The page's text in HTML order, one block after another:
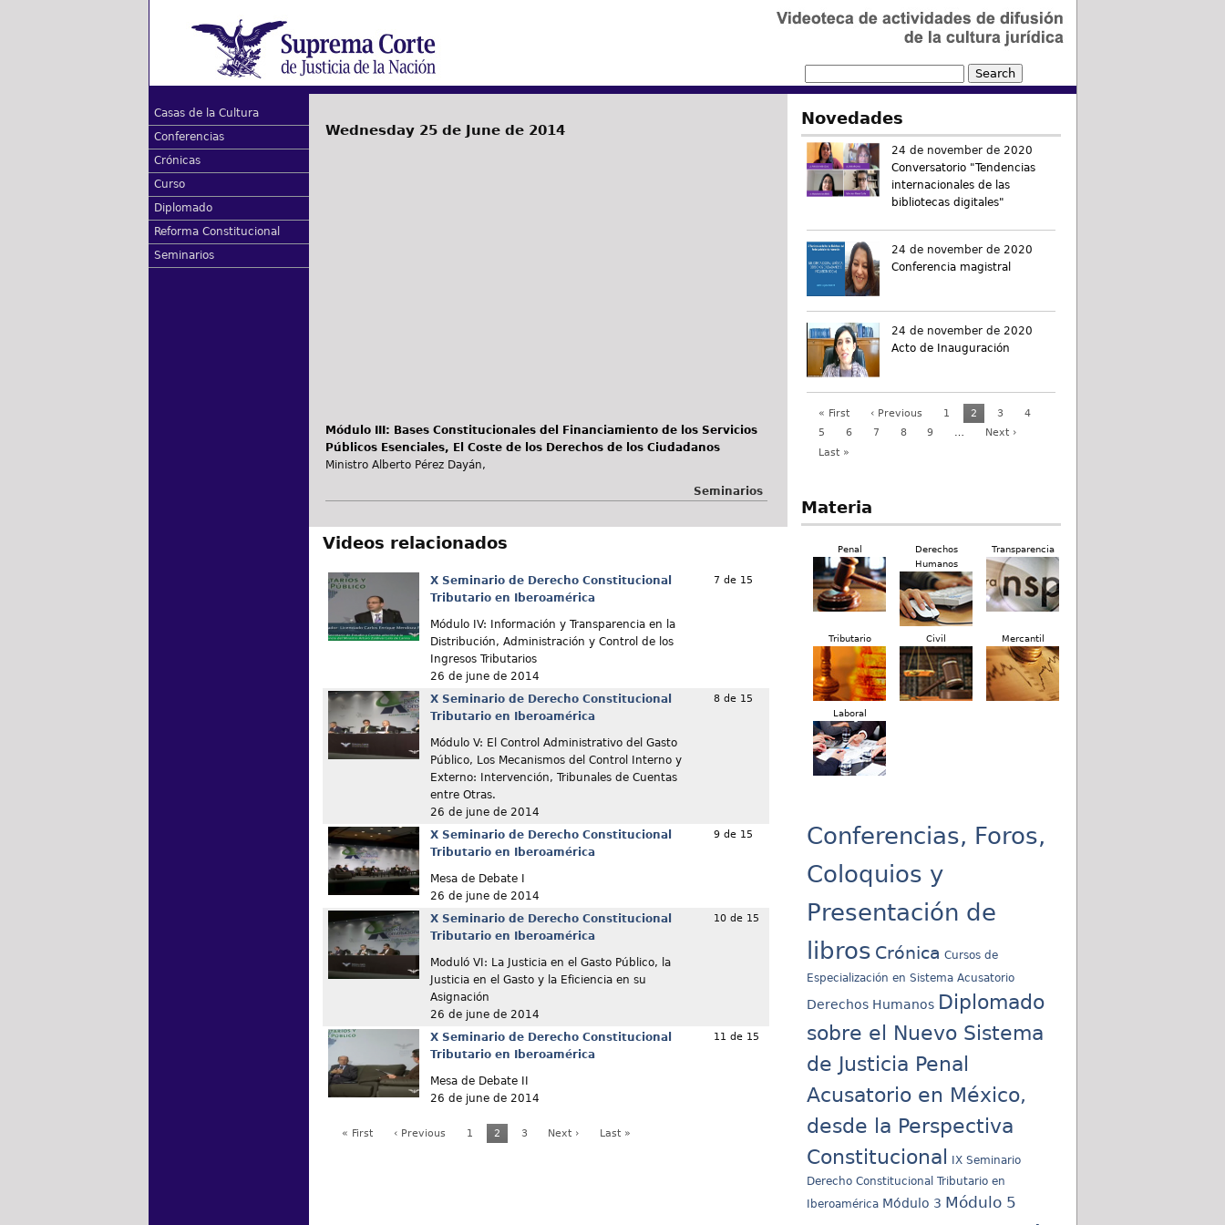
Casas de la Cultura
Conferencias
Crónicas
Curso
Diplomado
Reforma Constitucional
Seminarios
Wednesday 25 de June de 2014
Módulo III: Bases Constitucionales del Financiamiento de los Servicios
Públicos Esenciales, El Coste de los Derechos de los Ciudadanos
Ministro Alberto Pérez Dayán,
Seminarios
Videos relacionados
X Seminario de Derecho Constitucional
Tributario en Iberoamérica
Módulo IV: Información y Transparencia en la
Distribución, Administración y Control de los
Ingresos Tributarios
26 de june de 2014
7 de 15
X Seminario de Derecho Constitucional
Tributario en Iberoamérica
Módulo V: El Control Administrativo del Gasto
Público, Los Mecanismos del Control Interno y
Externo: Intervención, Tribunales de Cuentas
entre Otras.
26 de june de 2014
8 de 15
X Seminario de Derecho Constitucional
Tributario en Iberoamérica
Mesa de Debate I
26 de june de 2014
9 de 15
X Seminario de Derecho Constitucional
Tributario en Iberoamérica
Moduló VI: La Justicia en el Gasto Público, la
Justicia en el Gasto y la Eficiencia en su
Asignación
26 de june de 2014
10 de 15
X Seminario de Derecho Constitucional
Tributario en Iberoamérica
Mesa de Debate II
26 de june de 2014
11 de 15
« First ‹ Previous 1 2 3 Next › Last »
Novedades
24 de november de 2020
Conversatorio "Tendencias
internacionales de las
bibliotecas digitales"
24 de november de 2020
Conferencia magistral
24 de november de 2020
Acto de Inauguración
« First ‹ Previous 1 2 3
4
5
6 7 8 9 …
Next ›
Last »
Materia
Penal
Derechos
Humanos
Transparencia
Tributario Civil Mercantil
Laboral
Conferencias, Foros,
Coloquios y
Presentación de
libros Crónica Cursos de
Especialización en Sistema Acusatorio
Derechos Humanos Diplomado
sobre el Nuevo Sistema
de Justicia Penal
Acusatorio en México,
desde la Perspectiva
Constitucional
IX Seminario
Derecho Constitucional Tributario en
Iberoamérica Módulo 3 Módulo 5